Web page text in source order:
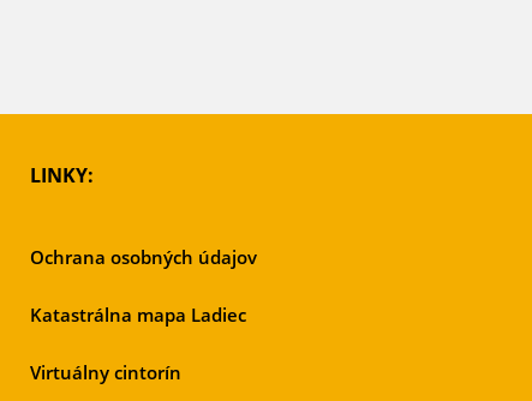
LINKY:
Ochrana osobných údajov
Katastrálna mapa Ladiec
Virtuálny cintorín